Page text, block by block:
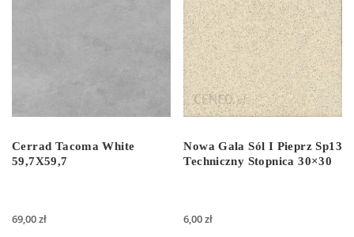
Cerrad Tacoma White
59,7X59,7
69,00zł
Nowa Gala Sól I Pieprz Sp13
Techniczny Stopnica 30×30
6,00zł